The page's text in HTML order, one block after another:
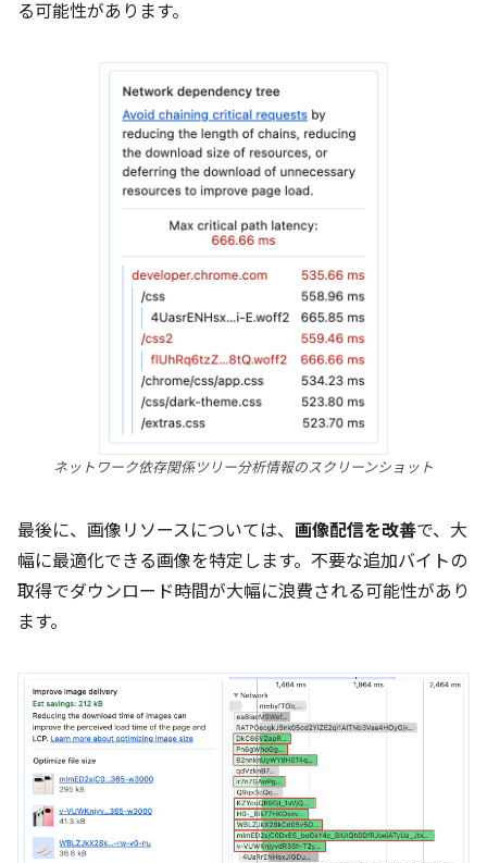
る可能性があります。
ネットワーク依存関係ツリー分析情報のスクリーンショット
最後に、画像リソースについては、 画像配信を改善で、大
幅に最適化できる画像を特定します。不要な追加バイトの
取得でダウンロード時間が大幅に浪費される可能性があり
ます。